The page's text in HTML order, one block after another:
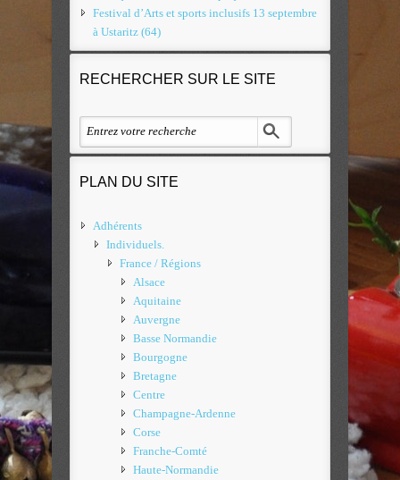
Festival d’Arts et sports inclusifs 13 septembre
à Ustaritz (64)
RECHERCHER SUR LE SITE
PLAN DU SITE
Adhérents
Individuels.
France / Régions
Alsace
Aquitaine
Auvergne
Basse Normandie
Bourgogne
Bretagne
Centre
Champagne-Ardenne
Corse
Franche-Comté
Haute-Normandie